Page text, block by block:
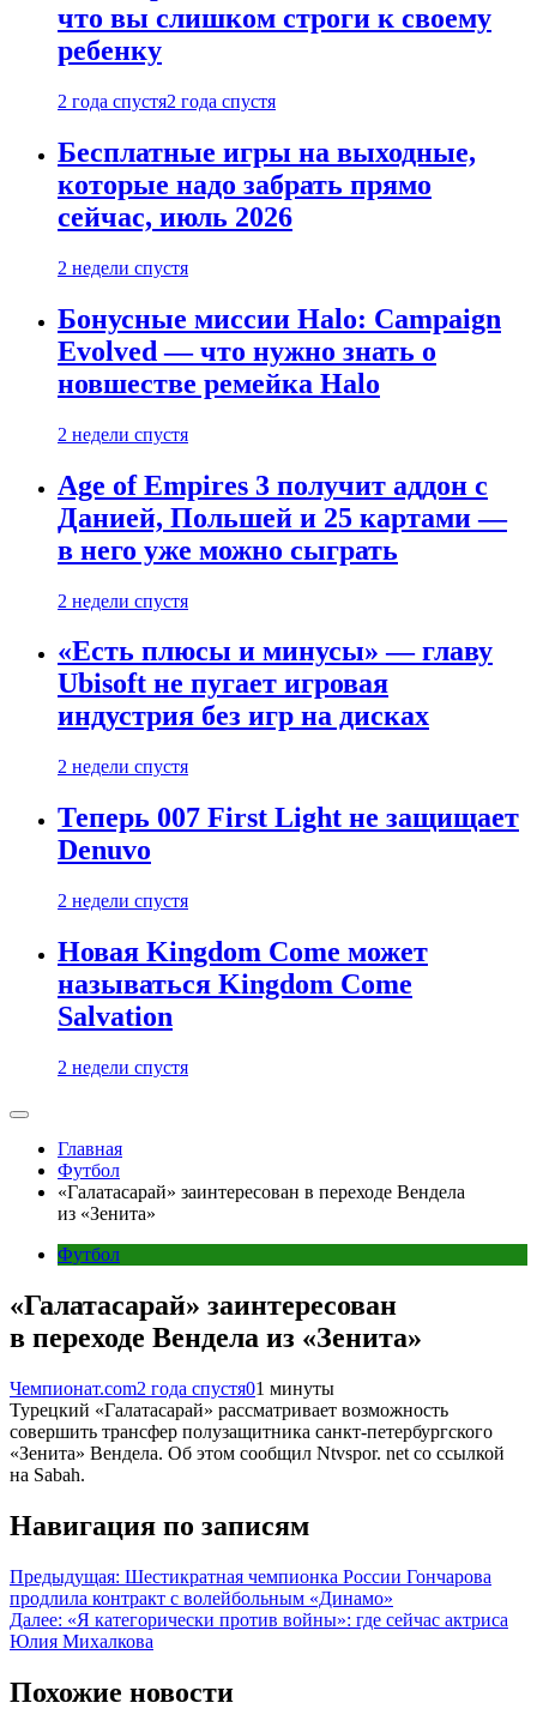
что вы слишком строги к своему
ребенку
2 года спустя2 года спустя
Бесплатные игры на выходные,
которые надо забрать прямо
сейчас, июль 2026
2 недели спустя
Бонусные миссии Halo: Campaign
Evolved — что нужно знать о
новшестве ремейка Halo
2 недели спустя
Age of Empires 3 получит аддон с
Данией, Польшей и 25 картами —
в него уже можно сыграть
2 недели спустя
«Есть плюсы и минусы» — главу
Ubisoft не пугает игровая
индустрия без игр на дисках
2 недели спустя
Теперь 007 First Light не защищает
Denuvo
2 недели спустя
Новая Kingdom Come может
называться Kingdom Come
Salvation
2 недели спустя
Главная
Футбол
«Галатасарай» заинтересован в переходе Вендела
из «Зенита»
Футбол
«Галатасарай» заинтересован
в переходе Вендела из «Зенита»
Чемпионат.com2 года спустя01 минуты
Турецкий «Галатасарай» рассматривает возможность
совершить трансфер полузащитника санкт-петербургского
«Зенита» Вендела. Об этом сообщил Ntvspor. net со ссылкой
на Sabah.
Навигация по записям
Предыдущая: Шестикратная чемпионка России Гончарова
продлила контракт с волейбольным «Динамо»
Далее: «Я категорически против войны»: где сейчас актриса
Юлия Михалкова
Похожие новости